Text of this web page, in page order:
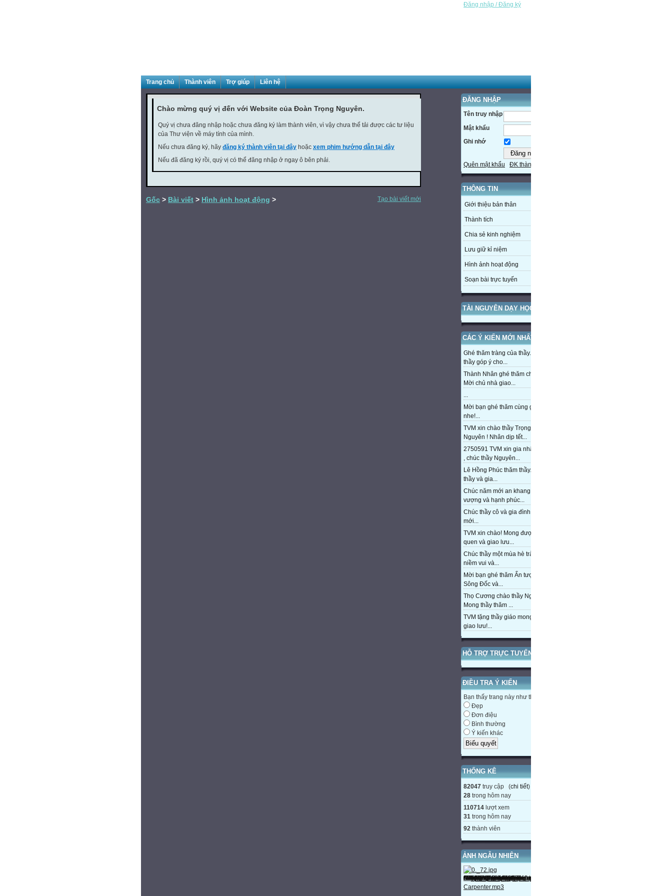
Đăng nhập / Đăng ký
Trang chủ Thành viên Trợ giúp Liên hệ
ĐĂNG NHẬP
Tên truy nhập
Mật khẩu
Ghi nhớ
Quên mật khẩu ĐK thành viên
THÔNG TIN
Giới thiệu bản thân
Thành tích
Chia sẻ kinh nghiệm
Lưu giữ kỉ niệm
Hình ảnh hoạt động
Soạn bài trực tuyến
TÀI NGUYÊN DẠY HỌC
CÁC Ý KIẾN MỚI NHẤT
Ghé thăm tràng của thầy. Mong
thầy góp ý cho...
Thành Nhân ghé thăm chủ nhà,
Mời chủ nhà giao...
...
Mời bạn ghé thăm cùng giao lưu
nhe!...
TVM xin chào thầy Trọng
Nguyên ! Nhân dịp tết...
2750591 TVM xin gia nhập trang
, chúc thầy Nguyên...
Lê Hồng Phúc thăm thầy. Chúc
thầy và gia...
Chúc năm mới an khang, thịnh
vượng và hạnh phúc...
Chúc thầy cô và gia đình năm
mới...
TVM xin chào! Mong được làm
quen và giao lưu...
Chúc thầy một mùa hè tràn đầy
niềm vui và...
Mời bạn ghé thăm Ấn tượng cửa
Sông Đốc và...
Thọ Cương chào thầy Nguyễn.
Mong thầy thăm ...
TVM tặng thầy giáo mong được
giao lưu!...
HỖ TRỢ TRỰC TUYẾN
ĐIỀU TRA Ý KIẾN
Bạn thấy trang này như thế nào?
Đẹp
Đơn điệu
Bình thường
Ý kiến khác
THỐNG KÊ
82047 truy cập (chi tiết)
28 trong hôm nay
110714 lượt xem
31 trong hôm nay
92 thành viên
ẢNH NGẪU NHIÊN
Chào mừng quý vị đến với Website của Đoàn Trọng Nguyên.
Quý vị chưa đăng nhập hoặc chưa đăng ký làm thành viên, vì vậy chưa thể tải được các tư liệu
của Thư viện về máy tính của mình.
Nếu chưa đăng ký, hãy đăng ký thành viên tại đây hoặc xem phim hướng dẫn tại đây
Nếu đã đăng ký rồi, quý vị có thể đăng nhập ở ngay ô bên phải.
Gốc > Bài viết > Hình ảnh hoạt động > Tạo bài viết mới